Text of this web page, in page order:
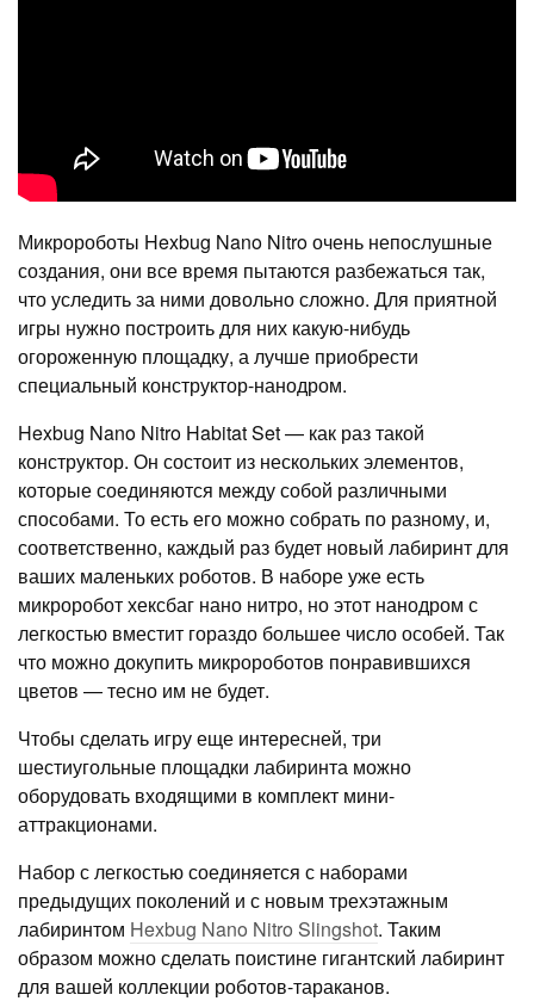
Микророботы Hexbug Nano Nitro очень непослушные
создания, они все время пытаются разбежаться так,
что уследить за ними довольно сложно. Для приятной
игры нужно построить для них какую-нибудь
огороженную площадку, а лучше приобрести
специальный конструктор-нанодром.
Hexbug Nano Nitro Habitat Set — как раз такой
конструктор. Он состоит из нескольких элементов,
которые соединяются между собой различными
способами. То есть его можно собрать по разному, и,
соответственно, каждый раз будет новый лабиринт для
ваших маленьких роботов. В наборе уже есть
микроробот хексбаг нано нитро, но этот нанодром с
легкостью вместит гораздо большее число особей. Так
что можно докупить микророботов понравившихся
цветов — тесно им не будет.
Чтобы сделать игру еще интересней, три
шестиугольные площадки лабиринта можно
оборудовать входящими в комплект мини-
аттракционами.
Набор с легкостью соединяется с наборами
предыдущих поколений и с новым трехэтажным
лабиринтом Hexbug Nano Nitro Slingshot. Таким
образом можно сделать поистине гигантский лабиринт
для вашей коллекции роботов-тараканов.